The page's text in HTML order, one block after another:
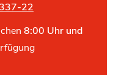
22
8:00 Uhr und